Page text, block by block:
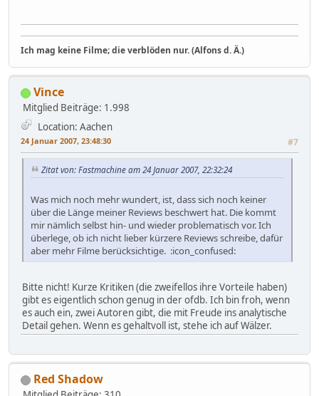
Ich mag keine Filme; die verblöden nur. (Alfons d. Ä.)
Vince
Mitglied Beiträge: 1.998
Location: Aachen
24 Januar 2007, 23:48:30 #7
Zitat von: Fastmachine am 24 Januar 2007, 22:32:24
Was mich noch mehr wundert, ist, dass sich noch keiner
über die Länge meiner Reviews beschwert hat. Die kommt
mir nämlich selbst hin- und wieder problematisch vor. Ich
überlege, ob ich nicht lieber kürzere Reviews schreibe, dafür
aber mehr Filme berücksichtige. :icon_confused:
Bitte nicht! Kurze Kritiken (die zweifellos ihre Vorteile haben)
gibt es eigentlich schon genug in der ofdb. Ich bin froh, wenn
es auch ein, zwei Autoren gibt, die mit Freude ins analytische
Detail gehen. Wenn es gehaltvoll ist, stehe ich auf Wälzer.
Red Shadow